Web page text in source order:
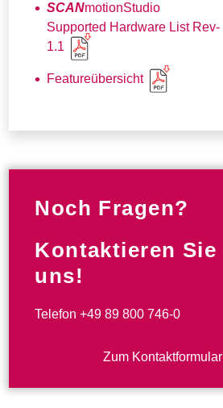
SCANmotionStudio
Supported Hardware List Rev-
1.1
Featureübersicht
Noch Fragen?
Kontaktieren Sie
uns!
Telefon+49 89 800 746-0
Zum Kontaktformular